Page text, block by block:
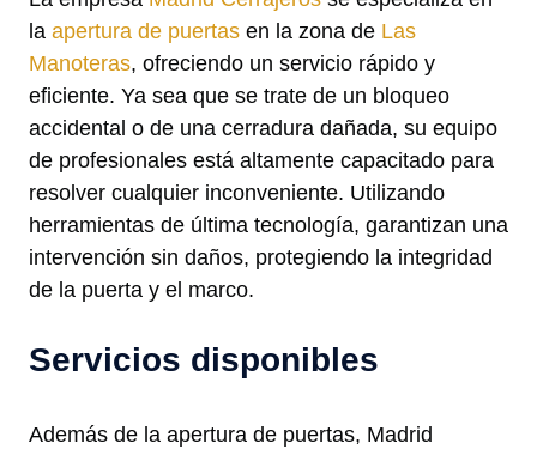
la apertura de puertas en la zona de Las
Manoteras, ofreciendo un servicio rápido y
eficiente. Ya sea que se trate de un bloqueo
accidental o de una cerradura dañada, su equipo
de profesionales está altamente capacitado para
resolver cualquier inconveniente. Utilizando
herramientas de última tecnología, garantizan una
intervención sin daños, protegiendo la integridad
de la puerta y el marco.
Servicios disponibles
Además de la apertura de puertas, Madrid